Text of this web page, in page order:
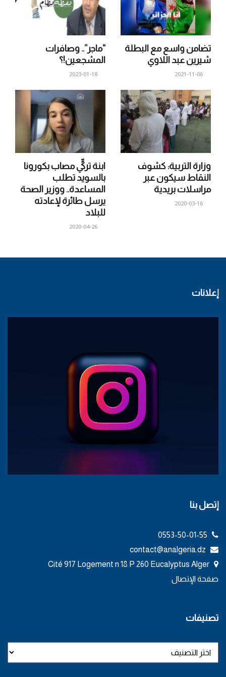
“ماجر”.. وصافرات
المشجعين!؟
2023-01-18
تضامن واسع مع البطلة
شيرين عبد اللاوي
2021-11-06
ابنة تركيٍّ مصاب بكورونا
بالسويد تطلب
المساعدة.. ووزير الصحة
يرسل طائرة لإعادته
للبلاد
2020-04-26
وزارة التربية: كشوف
النقاط سيكون عبر
مراسلات بريدية
2020-03-16
إعلانات
إتصل بنا
صفحة الإتصال
تصنيفات